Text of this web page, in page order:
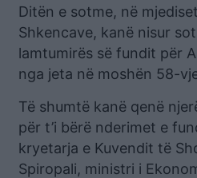
Ditën e sotme, në
Shkencave, kanë nisur
lamtumirës së fundit për
nga jeta në moshën 58-
Të shumtë kanë qenë
për t’i bërë nderimet e
kryetarja e Kuvendit të
Spiropali, ministri i